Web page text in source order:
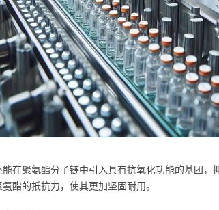
能在聚氨酯分子链中引入具有抗氧化功能的基团
酯的抵抗力，使其更加坚固耐用。